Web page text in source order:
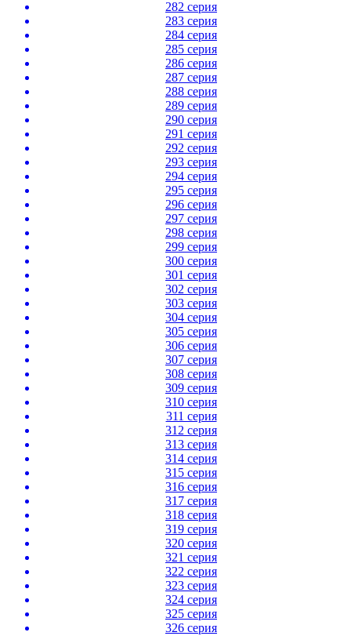
282 серия
283 серия
284 серия
285 серия
286 серия
287 серия
288 серия
289 серия
290 серия
291 серия
292 серия
293 серия
294 серия
295 серия
296 серия
297 серия
298 серия
299 серия
300 серия
301 серия
302 серия
303 серия
304 серия
305 серия
306 серия
307 серия
308 серия
309 серия
310 серия
311 серия
312 серия
313 серия
314 серия
315 серия
316 серия
317 серия
318 серия
319 серия
320 серия
321 серия
322 серия
323 серия
324 серия
325 серия
326 серия